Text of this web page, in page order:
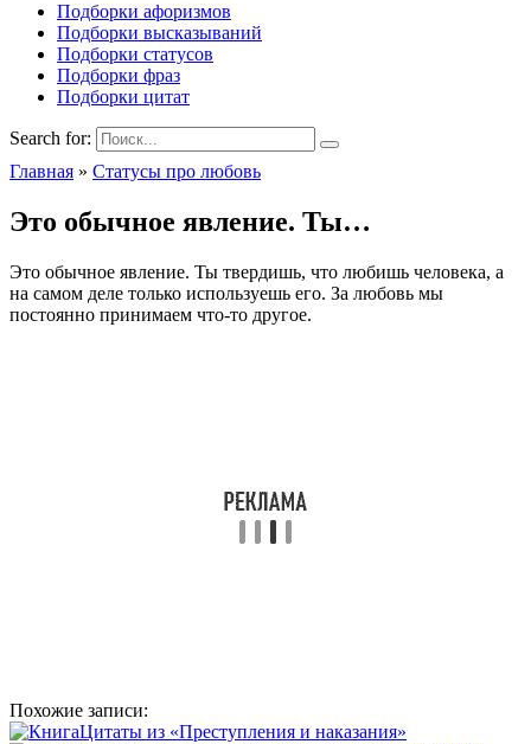
Подборки афоризмов
Подборки высказываний
Подборки статусов
Подборки фраз
Подборки цитат
Search for:
Главная » Статусы про любовь
Это обычное явление. Ты…
Это обычное явление. Ты твердишь, что любишь человека, а
на самом деле только используешь его. За любовь мы
постоянно принимаем что-то другое.
Похожие записи:
Цитаты из «Преступления и наказания»